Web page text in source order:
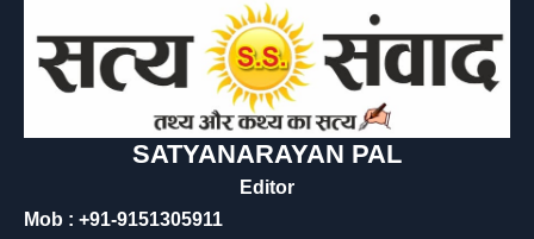
SATYANARAYAN PAL
Editor
Mob : +91-9151305911